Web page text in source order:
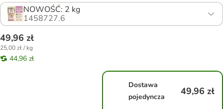
NOWOŚĆ: 2 kg
1458727.6
49,96 zł
25,00 zł / kg
44,96 zł
Dostawa
pojedyncza
49,96 zł